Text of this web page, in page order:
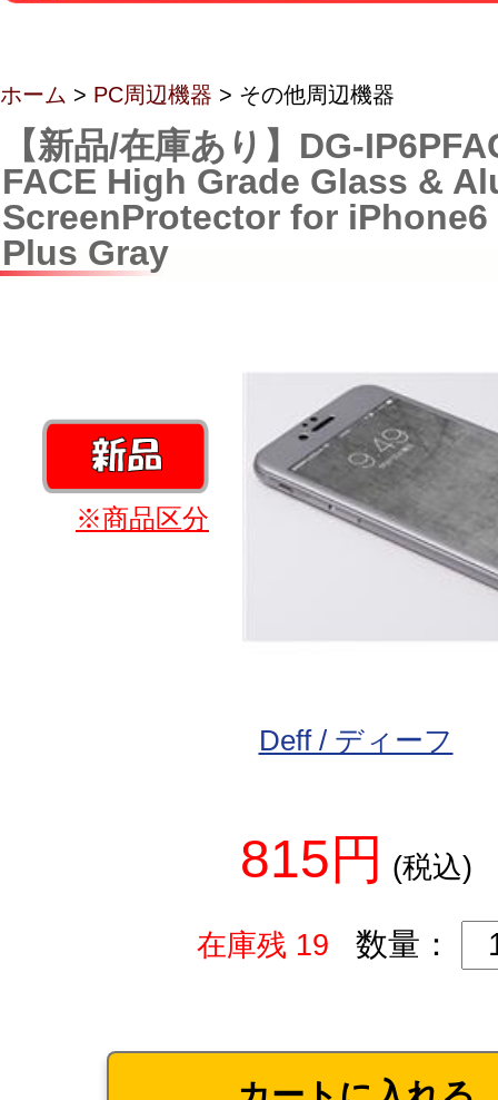
ホーム > PC周辺機器 > その他周辺機器
【新品/在庫あり】DG-
FACE High Grade Glass &
ScreenProtector for iPhone6
Plus Gray
※商品区分
Deff / ディーフ
815円 (税込)
在庫残 19 数量：